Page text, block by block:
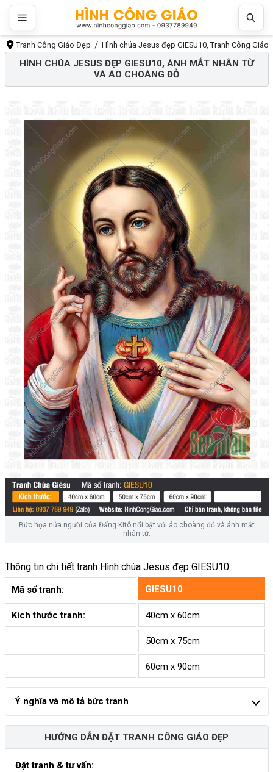
Tranh Công Giáo Đẹp Hình chúa Jesus đẹp GIESU10, Tranh Công Giáo
HÌNH CHÚA JESUS ĐẸP GIESU10, ÁNH MẮT NHÂN TỪ
VÀ ÁO CHOÀNG ĐỎ
Bức họa nửa người của Đấng Kitô nổi bật với áo choàng đỏ và ánh mắt
nhân từ.
Thông tin chi tiết tranh Hình chúa Jesus đẹp GIESU10
Mã số tranh: GIESU10
Kích thước tranh: 40cm x 60cm
50cm x 75cm
60cm x 90cm
Ý nghĩa và mô tả bức tranh
HƯỚNG DẪN ĐẶT TRANH CÔNG GIÁO ĐẸP
Đặt tranh & tư vấn: